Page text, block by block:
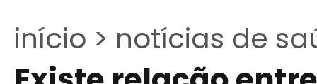
início > notícias de